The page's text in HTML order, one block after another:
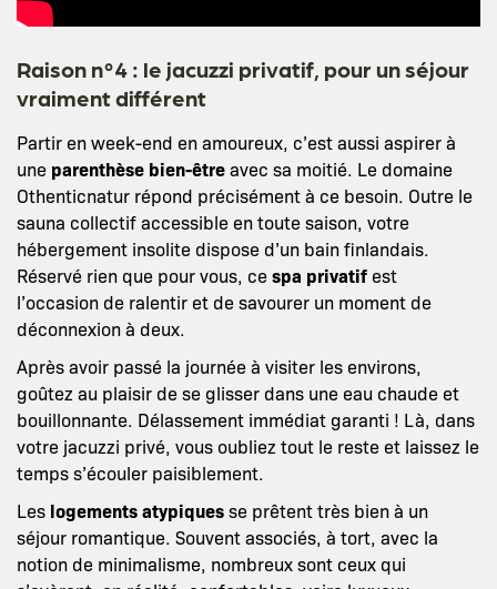
Raison n°4 : le jacuzzi privatif, pour un séjour
vraiment différent
Partir en week-end en amoureux, c’est aussi aspirer à
une parenthèse bien-êtreavec sa moitié. Le domaine
Othenticnatur répond précisément à ce besoin. Outre le
sauna collectif accessible en toute saison, votre
hébergement insolite dispose d’un bain finlandais.
Réservé rien que pour vous, cespa privatif est
l’occasion de ralentir et de savourer un moment de
déconnexion à deux.
Après avoir passé la journée à visiter les environs,
goûtez au plaisir de se glisser dans une eau chaude et
bouillonnante. Délassement immédiat garanti ! Là, dans
votre jacuzzi privé, vous oubliez tout le reste et laissez le
temps s’écouler paisiblement.
Les logements atypiquesse prêtent très bien à un
séjour romantique. Souvent associés, à tort, avec la
notion de minimalisme, nombreux sont ceux qui